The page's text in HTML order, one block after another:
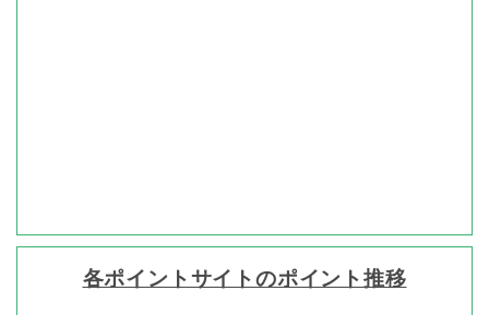
各ポイントサイトのポイント推移